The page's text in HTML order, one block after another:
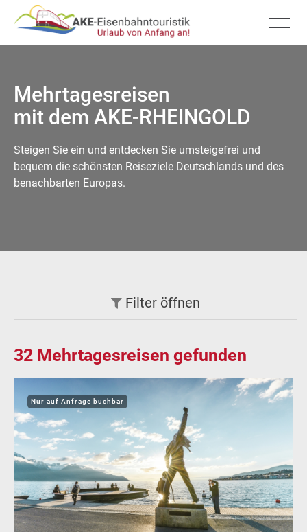
Mehrtagesreisen
mit dem AKE-RHEINGOLD
Steigen Sie ein und entdecken Sie umsteigefrei und
bequem die schönsten Reiseziele Deutschlands und des
benachbarten Europas.
Filter öffnen
32 Mehrtagesreisen gefunden
Nur auf Anfrage buchbar